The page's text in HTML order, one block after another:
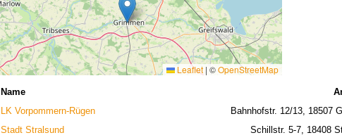
Leaflet | ©OpenStreetMap
Name
LK Vorpommern-Rügen
Bahnhofstr. 12/13, 18507
Stadt Stralsund
Schillstr. 5-7, 18408